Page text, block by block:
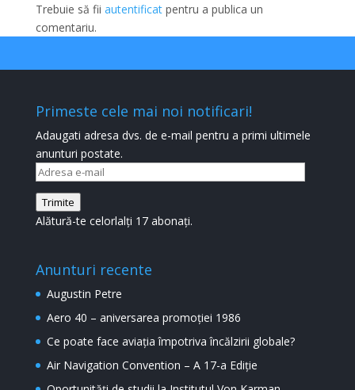
Trebuie să fii autentificatpentru a publica un
comentariu.
Primeste cele mai noi notificari!
Adaugati adresa dvs. de e-mail pentru a primi ultimele
anunturi postate.
Adresa
mail
Trimite
Alătură-te celorlalți 17 abonați.
Anunturi recente
Augustin Petre
Aero 40 – aniversarea promoției 1986
Ce poate face aviația împotriva încălzirii globale?
Air Navigation Convention – A 17-a Ediție